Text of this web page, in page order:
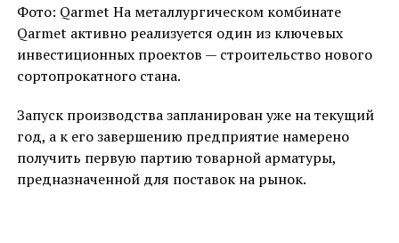
Фото: Qarmet На металлургическом комбинате
Qarmet активно реализуется один из ключевых
инвестиционных проектов — строительство нового
сортопрокатного стана.
Запуск производства запланирован уже на текущий
год, а к его завершению предприятие намерено
получить первую партию товарной арматуры,
предназначенной для поставок на рынок.